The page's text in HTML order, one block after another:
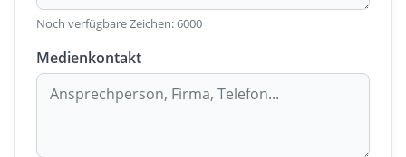
Noch verfügbare Zeichen:6000
Medienkontakt